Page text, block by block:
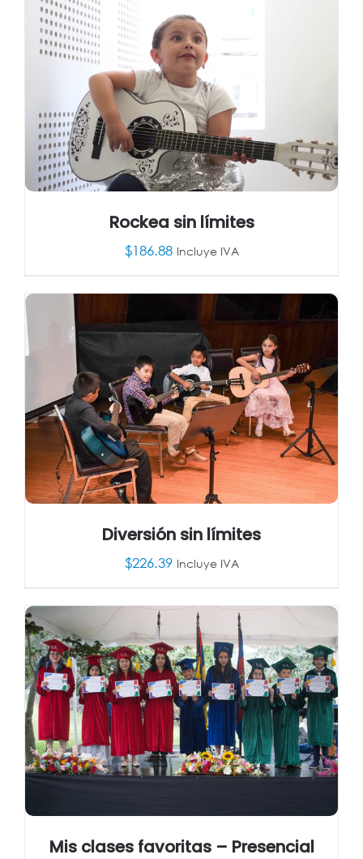
Rockea sin límites
$186.88 Incluye IVA
AÑADIR AL CARRITO DETALLES
Diversión sin límites
$226.39 Incluye IVA
Mis clases favoritas – Presencial